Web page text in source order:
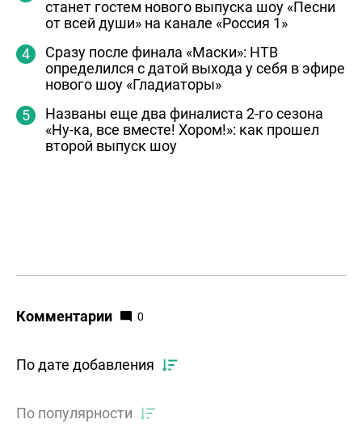
станет гостем нового выпуска шоу «Песни
от всей души» на канале «Россия 1»
Сразу после финала «Маски»: НТВ
определился с датой выхода у себя в эфире
нового шоу «Гладиаторы»
Названы еще два финалиста 2-го сезона
«Ну-ка, все вместе! Хором!»: как прошел
второй выпуск шоу
Комментарии 0
По дате добавления
По популярности